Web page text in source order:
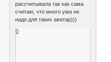
рассчитывала так как сама
считаю, что много ума не
надо для таких аватар)))
0